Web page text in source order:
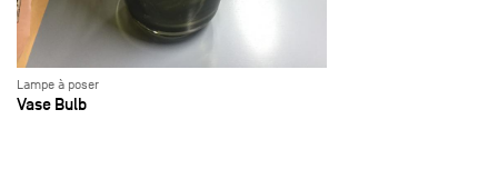
Lampe à poser
Vase Bulb